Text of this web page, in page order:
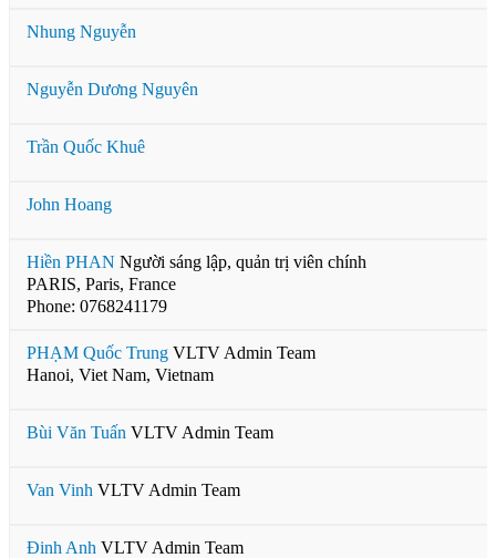
Nhung Nguyễn
Nguyễn Dương Nguyên
Trần Quốc Khuê
John Hoang
Hiền PHAN Người sáng lập, quản trị viên chính
PARIS, Paris, France
Phone: 0768241179
PHẠM Quốc Trung VLTV Admin Team
Hanoi, Viet Nam, Vietnam
Bùi Văn Tuấn VLTV Admin Team
Van Vinh VLTV Admin Team
Đinh Anh VLTV Admin Team